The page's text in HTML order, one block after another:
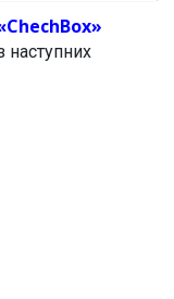
наступних